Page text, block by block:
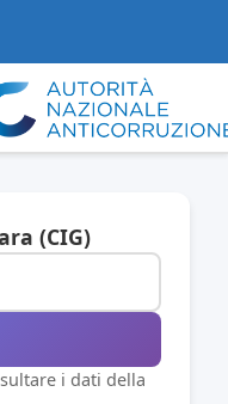
(CIG)
i dati della